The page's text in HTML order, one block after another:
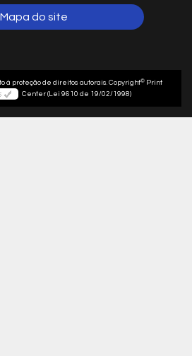
Mapa do site
à proteção de direitos autorais. Copyright© Print
Center (Lei 9610 de 19/02/1998)